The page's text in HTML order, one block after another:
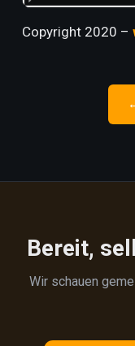
Copyright 2020 –
Bereit,
Wir schauen